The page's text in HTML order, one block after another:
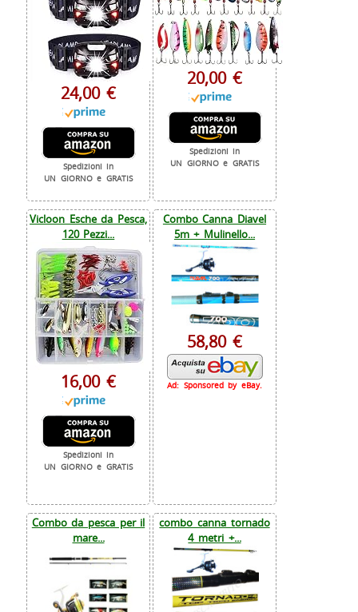
24,00 €
Spedizioni in
UN GIORNO e GRATIS
20,00 €
Spedizioni in
UN GIORNO e GRATIS
Vicloon Esche da Pesca,
120 Pezzi...
16,00 €
Spedizioni in
UN GIORNO e GRATIS
Combo Canna Diavel
5m + Mulinello...
58,80 €
Ad: Sponsored by eBay.
Combo da pesca per il
mare...
combo canna tornado
4 metri +...